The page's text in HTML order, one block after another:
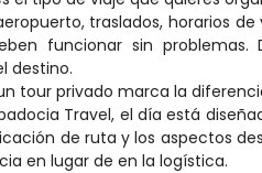
traslados, horarios
funcionar sin
destino.
tour privado marca la
Travel, el día está
de ruta y los aspectos
en lugar de en la logística.